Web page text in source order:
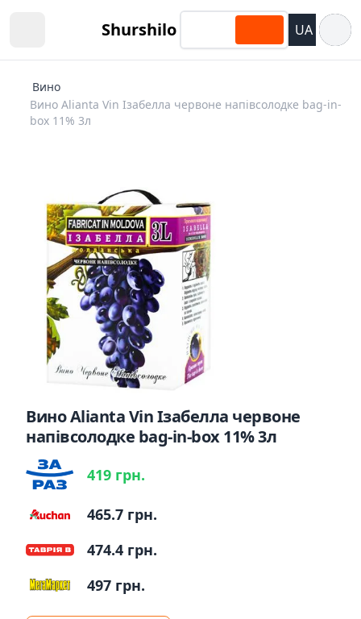
Shurshilo UA
Вино
Вино Alianta Vin Ізабелла червоне напівсолодке bag-in-
box 11% 3л
Вино Alianta Vin Ізабелла червоне
напівсолодке bag-in-box 11% 3л
419 грн.
465.7 грн.
474.4 грн.
497 грн.